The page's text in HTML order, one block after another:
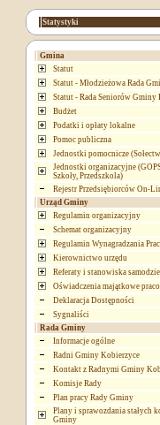
Statystyki
Gmina
Statut
Statut - Młodzieżowa Rada
Statut - Rada Seniorów Gminy
Budżet
Podatki i opłaty lokalne
Pomoc publiczna
Jednostki pomocnicze
Jednostki organizacyjne
Szkoły, Przedszkola)
Rejestr Przedsiębiorców On-
Urząd Gminy
Regulamin organizacyjny
Schemat organizacyjny
Regulamin Wynagradzania
Kierownictwo urzędu
Referaty i stanowiska
Oświadczenia majątkowe
Deklaracja Dostępności
Sygnaliści
Rada Gminy
Informacje ogólne
Radni Gminy Kobierzyce
Kontakt z Radnymi Gminy
Komisje Rady
Plan pracy Rady Gminy
Plany i sprawozdania stałych
Gminy